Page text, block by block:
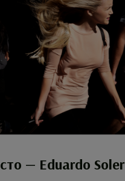
— Eduardo Soler